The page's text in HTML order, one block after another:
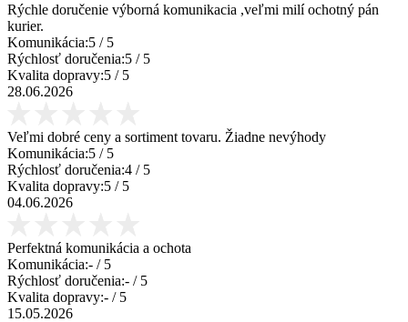
Rýchle doručenie výborná komunikacia ,veľmi milí ochotný pán
kurier.
Komunikácia:5 / 5
Rýchlosť doručenia:5 / 5
Kvalita dopravy:5 / 5
28.06.2026
Veľmi dobré ceny a sortiment tovaru. Žiadne nevýhody
Komunikácia:5 / 5
Rýchlosť doručenia:4 / 5
Kvalita dopravy:5 / 5
04.06.2026
Perfektná komunikácia a ochota
Komunikácia:- / 5
Rýchlosť doručenia:- / 5
Kvalita dopravy:- / 5
15.05.2026